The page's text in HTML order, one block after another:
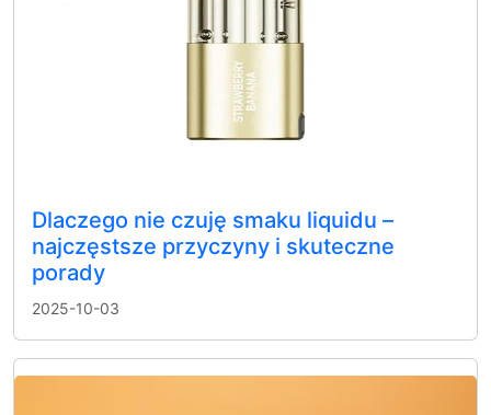
Dlaczego nie czuję smaku liquidu –
najczęstsze przyczyny i skuteczne
porady
2025-10-03